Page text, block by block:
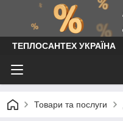
ТЕПЛОСАНТЕХ УКРАЇНА
Товари та послуги